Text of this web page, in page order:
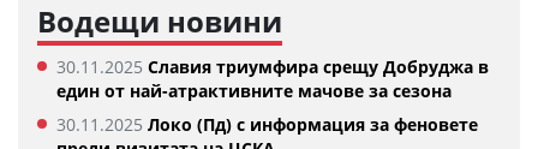
Водещи новини
30.11.2025 Славия триумфира срещу Добруджа в
един от най-атрактивните мачове за сезона
30.11.2025 Локо (Пд) с информация за феновете